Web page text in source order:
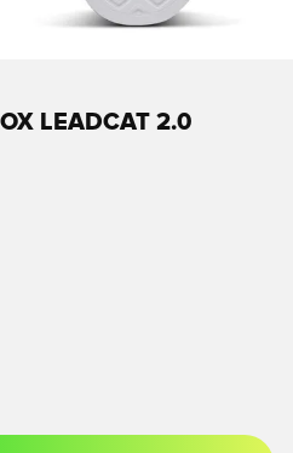
LEADCAT 2.0